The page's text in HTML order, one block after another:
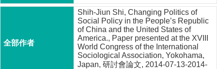
本
Shih-Jiun Shi, Changing Politics of
Social Policy in the People’s Republic
of China and the United States of
America., Paper presented at the XVIII
World Congress of the International
Sociological Association, Yokohama,
Japan, 研討會論文, 2014-07-13-2014-